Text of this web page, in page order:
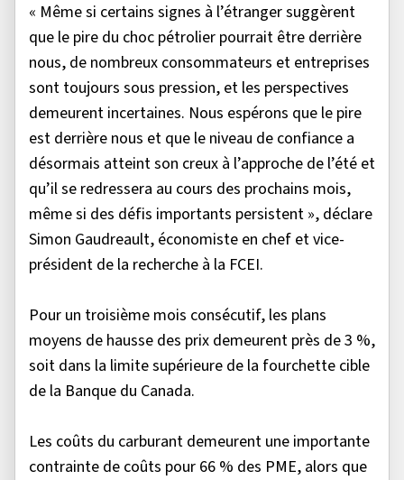
« Même si certains signes à l’étranger suggèrent
que le pire du choc pétrolier pourrait être derrière
nous, de nombreux consommateurs et entreprises
sont toujours sous pression, et les perspectives
demeurent incertaines. Nous espérons que le pire
est derrière nous et que le niveau de confiance a
désormais atteint son creux à l’approche de l’été et
qu’il se redressera au cours des prochains mois,
même si des défis importants persistent », déclare
Simon Gaudreault, économiste en chef et vice-
président de la recherche à la FCEI.
Pour un troisième mois consécutif, les plans
moyens de hausse des prix demeurent près de 3 %,
soit dans la limite supérieure de la fourchette cible
de la Banque du Canada.
Les coûts du carburant demeurent une importante
contrainte de coûts pour 66 % des PME, alors que